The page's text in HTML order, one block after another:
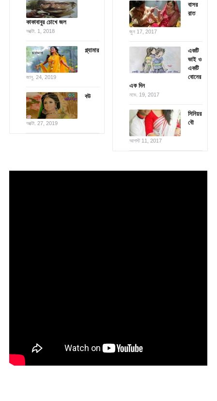
কাকাবাবুর চোখে জল
অক্টো. 1, 2018
গ্ল্যামার
জানু. 24, 2019
বউ
অক্টো. 27, 2019
বাসর
রাত
জুন 17, 2017
একটি
ভাই ও
একটি
বোনের
এক দিন
নভে. 19, 2017
সিনিয়র
বৌ
আগস্ট 11, 2017